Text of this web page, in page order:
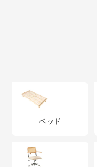
ベッド